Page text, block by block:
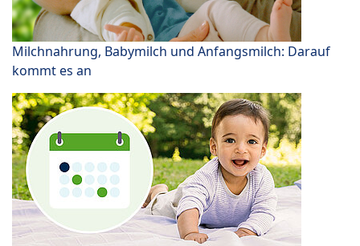
Milchnahrung, Babymilch und Anfangsmilch: Darauf
kommt es an